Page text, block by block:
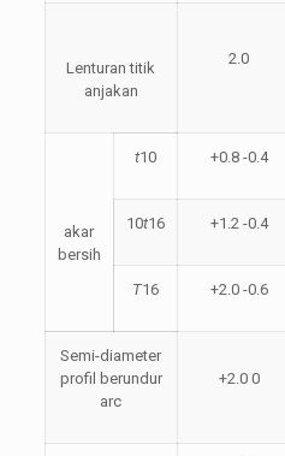
Lenturan titik
anjakan
2.0
akar
bersih
t10 +0.8 -0.4
10t16 +1.2 -0.4
T16 +2.0 -0.6
Semi-diameter
profil berundur
arc
+2.0 0